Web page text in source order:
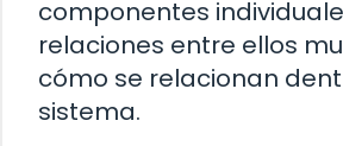
componentes
relaciones entre ellos
cómo se relacionan
sistema.